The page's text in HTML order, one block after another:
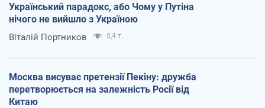
Український парадокс, або Чому у Путіна
нічого не вийшло з Україною
Віталій Портников 5,4 т.
Москва висуває претензії Пекіну: дружба
перетворюється на залежність Росії від
Китаю